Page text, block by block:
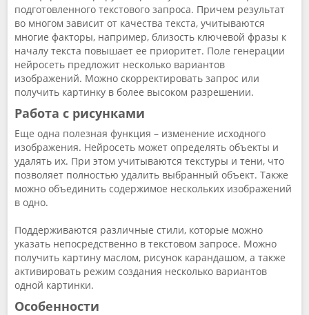
подготовленного текстового запроса. Причем результат
во многом зависит от качества текста, учитываются
многие факторы, например, близость ключевой фразы к
началу текста повышает ее приоритет. Поле генерации
нейросеть предложит несколько вариантов
изображений. Можно скорректировать запрос или
получить картинку в более высоком разрешении.
Работа с рисунками
Еще одна полезная функция – изменение исходного
изображения. Нейросеть может определять объекты и
удалять их. При этом учитываются текстуры и тени, что
позволяет полностью удалить выбранный объект. Также
можно объединить содержимое нескольких изображений
в одно.
Поддерживаются различные стили, которые можно
указать непосредственно в текстовом запросе. Можно
получить картину маслом, рисунок карандашом, а также
активировать режим создания несколько вариантов
одной картинки.
Особенности